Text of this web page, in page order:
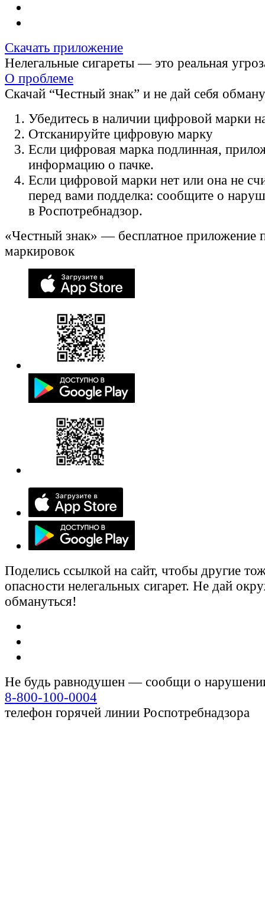
Скачать приложение
Нелегальные сигареты — это реальная
О проблеме
Скачай “Честный знак” и не дай себя
Убедитесь в наличии цифровой марки
Отсканируйте цифровую марку
Если цифровая марка подлинная,
информацию о пачке.
Если цифровой марки нет или она не
перед вами подделка: сообщите о
в Роспотребнадзор.
«Честный знак» — бесплатное приложение
маркировок
Поделись ссылкой на сайт, чтобы другие
опасности нелегальных сигарет. Не дай
обмануться!
Не будь равнодушен — сообщи о
8-800-100-0004
телефон горячей линии Роспотребнадзора